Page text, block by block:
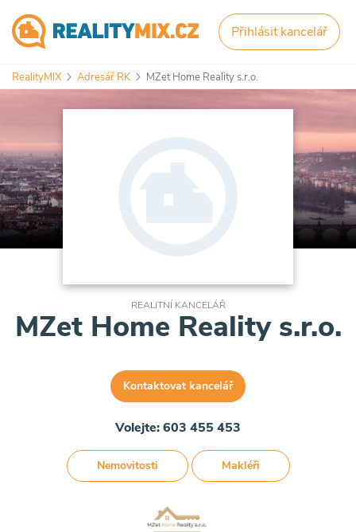
Přihlásit kancelář
RealityMIX Adresář RK MZet Home Reality s.r.o.
REALITNÍ KANCELÁŘ
MZet Home Reality s.r.o.
Kontaktovat kancelář
Volejte: 603 455 453
Nemovitosti Makléři